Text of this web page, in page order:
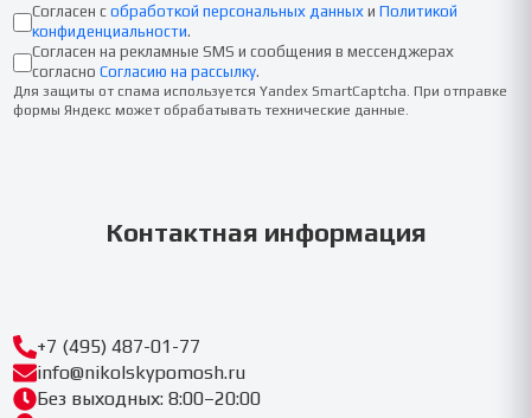
Согласен с обработкой персональных данных и Политикой
конфиденциальности.
Согласен на рекламные SMS и сообщения в мессенджерах
согласно Согласию на рассылку.
Для защиты от спама используется Yandex SmartCaptcha. При отправке
формы Яндекс может обрабатывать технические данные.
Контактная информация
+7 (495) 487-01-77
info@nikolskypomosh.ru
Без выходных: 8:00–20:00